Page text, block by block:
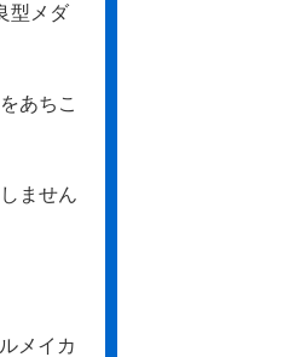
型メダ
あちこ
ません
メイカ